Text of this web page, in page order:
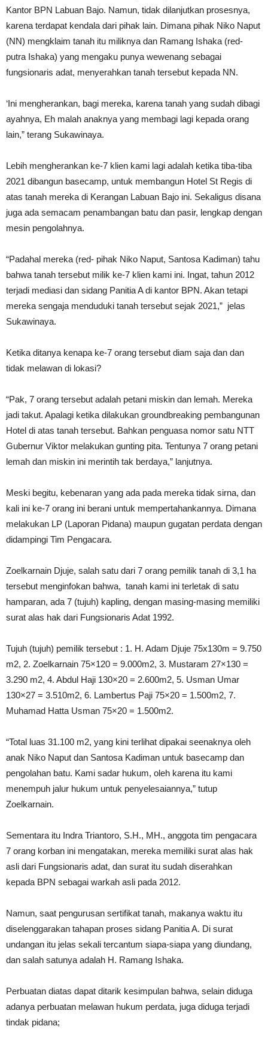
Kantor BPN Labuan Bajo. Namun, tidak dilanjutkan prosesnya,
karena terdapat kendala dari pihak lain. Dimana pihak Niko Naput
(NN) mengklaim tanah itu miliknya dan Ramang Ishaka (red-
putra Ishaka) yang mengaku punya wewenang sebagai
fungsionaris adat, menyerahkan tanah tersebut kepada NN.
‘Ini mengherankan, bagi mereka, karena tanah yang sudah dibagi
ayahnya, Eh malah anaknya yang membagi lagi kepada orang
lain,” terang Sukawinaya.
Lebih mengherankan ke-7 klien kami lagi adalah ketika tiba-tiba
2021 dibangun basecamp, untuk membangun Hotel St Regis di
atas tanah mereka di Kerangan Labuan Bajo ini. Sekaligus disana
juga ada semacam penambangan batu dan pasir, lengkap dengan
mesin pengolahnya.
“Padahal mereka (red- pihak Niko Naput, Santosa Kadiman) tahu
bahwa tanah tersebut milik ke-7 klien kami ini. Ingat, tahun 2012
terjadi mediasi dan sidang Panitia A di kantor BPN. Akan tetapi
mereka sengaja menduduki tanah tersebut sejak 2021,” jelas
Sukawinaya.
Ketika ditanya kenapa ke-7 orang tersebut diam saja dan dan
tidak melawan di lokasi?
“Pak, 7 orang tersebut adalah petani miskin dan lemah. Mereka
jadi takut. Apalagi ketika dilakukan groundbreaking pembangunan
Hotel di atas tanah tersebut. Bahkan penguasa nomor satu NTT
Gubernur Viktor melakukan gunting pita. Tentunya 7 orang petani
lemah dan miskin ini merintih tak berdaya,” lanjutnya.
Meski begitu, kebenaran yang ada pada mereka tidak sirna, dan
kali ini ke-7 orang ini berani untuk mempertahankannya. Dimana
melakukan LP (Laporan Pidana) maupun gugatan perdata dengan
didampingi Tim Pengacara.
Zoelkarnain Djuje, salah satu dari 7 orang pemilik tanah di 3,1 ha
tersebut menginfokan bahwa, tanah kami ini terletak di satu
hamparan, ada 7 (tujuh) kapling, dengan masing-masing memiliki
surat alas hak dari Fungsionaris Adat 1992.
Tujuh (tujuh) pemilik tersebut : 1. H. Adam Djuje 75x130m = 9.750
m2, 2. Zoelkarnain 75×120 = 9.000m2, 3. Mustaram 27×130 =
3.290 m2, 4. Abdul Haji 130×20 = 2.600m2, 5. Usman Umar
130×27 = 3.510m2, 6. Lambertus Paji 75×20 = 1.500m2, 7.
Muhamad Hatta Usman 75×20 = 1.500m2.
“Total luas 31.100 m2, yang kini terlihat dipakai seenaknya oleh
anak Niko Naput dan Santosa Kadiman untuk basecamp dan
pengolahan batu. Kami sadar hukum, oleh karena itu kami
menempuh jalur hukum untuk penyelesaiannya,” tutup
Zoelkarnain.
Sementara itu Indra Triantoro, S.H., MH., anggota tim pengacara
7 orang korban ini mengatakan, mereka memiliki surat alas hak
asli dari Fungsionaris adat, dan surat itu sudah diserahkan
kepada BPN sebagai warkah asli pada 2012.
Namun, saat pengurusan sertifikat tanah, makanya waktu itu
diselenggarakan tahapan proses sidang Panitia A. Di surat
undangan itu jelas sekali tercantum siapa-siapa yang diundang,
dan salah satunya adalah H. Ramang Ishaka.
Perbuatan diatas dapat ditarik kesimpulan bahwa, selain diduga
adanya perbuatan melawan hukum perdata, juga diduga terjadi
tindak pidana;